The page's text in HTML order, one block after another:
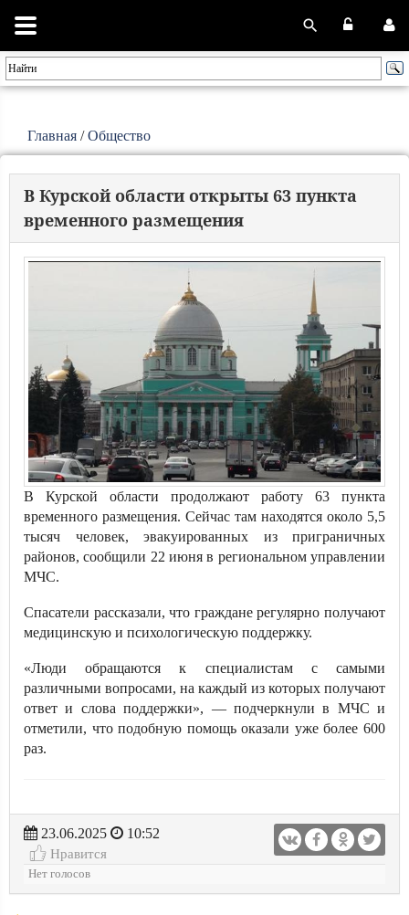
Главная /Общество
В Курской области открыты 63 пункта
временного размещения
В Курской области продолжают работу 63 пункта
временного размещения. Сейчас там находятся около 5,5
тысяч человек, эвакуированных из приграничных
районов, сообщили 22 июня в региональном управлении
МЧС.
Спасатели рассказали, что граждане регулярно получают
медицинскую и психологическую поддержку.
«Люди обращаются к специалистам с самыми
различными вопросами, на каждый из которых получают
ответ и слова поддержки», — подчеркнули в МЧС и
отметили, что подобную помощь оказали уже более 600
раз.
23.06.2025
10:52
Нравится
Нет голосов